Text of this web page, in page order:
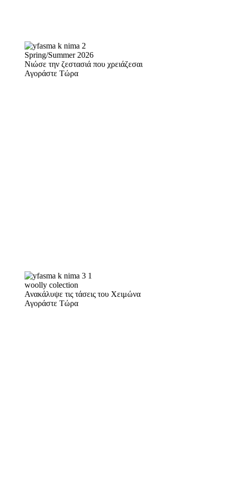
Spring/Summer 2026
Νιώσε την ζεστασιά που χρειάζεσαι
Αγοράστε Τώρα
woolly colection
Ανακάλυψε τις τάσεις του Χειμώνα
Αγοράστε Τώρα